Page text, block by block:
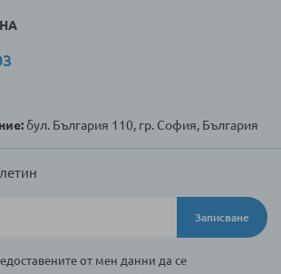
бул. България 110, гр. София, България
Записване
от мен данни да се